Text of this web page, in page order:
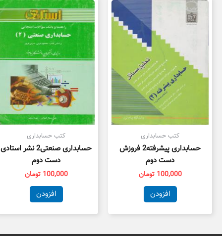
کتب حسابداری
حسابداری پیشرفته2 فروزش
دست دوم
100,000 تومان
افزودن
کتب حسابداری
حسابداری صنعتی2 نشر استادی
دست دوم
100,000 تومان
افزودن